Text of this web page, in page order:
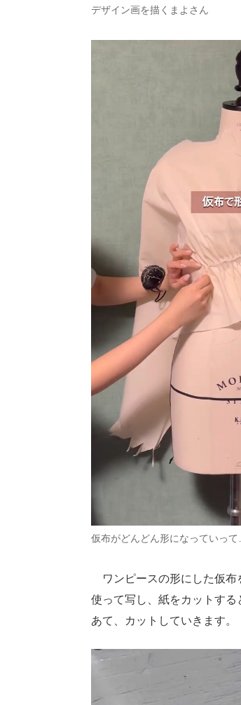
デザイン画を描くまよさん
仮布がどんどん形になっていっ
ワンピースの形にした仮布
使って写し、紙をカットす
あて、カットしていきます。